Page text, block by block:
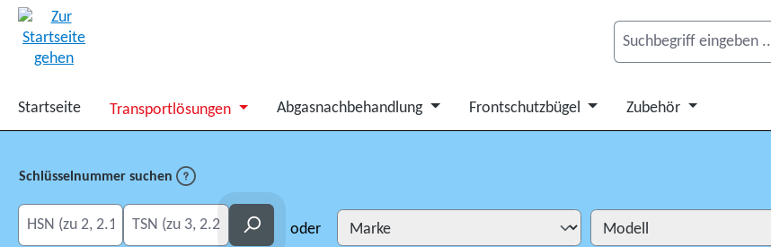
Startseite Transportlösungen Abgasnachbehandlung Frontschutzbügel Zubehör
Schlüsselnummer suchen
HSN eingeben
TSN eingeben Suchen oder